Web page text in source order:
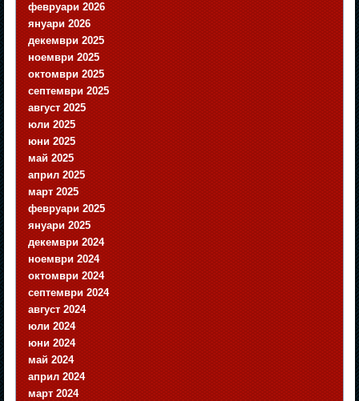
февруари 2026
януари 2026
декември 2025
ноември 2025
октомври 2025
септември 2025
август 2025
юли 2025
юни 2025
май 2025
април 2025
март 2025
февруари 2025
януари 2025
декември 2024
ноември 2024
октомври 2024
септември 2024
август 2024
юли 2024
юни 2024
май 2024
април 2024
март 2024